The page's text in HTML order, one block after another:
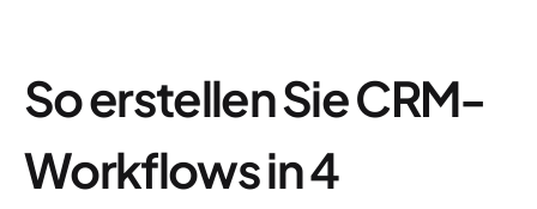
So erstellen Sie CRM-
Workflows in 4